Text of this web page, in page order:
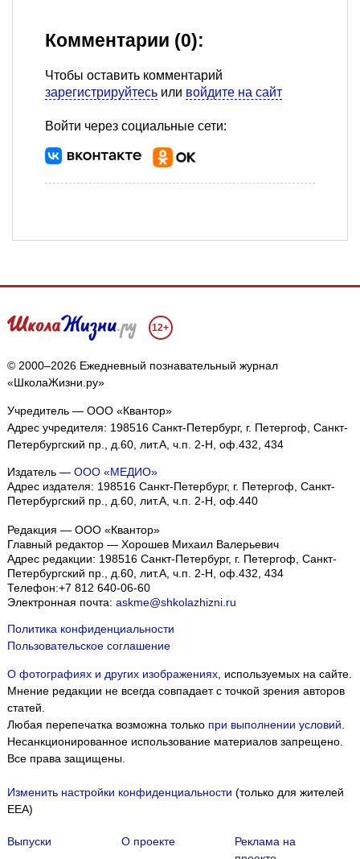
Комментарии (0):
Чтобы оставить комментарий
зарегистрируйтесь или войдите на сайт
Войти через социальные сети:
12+
© 2000–2026 Ежедневный познавательный журнал
«ШколаЖизни.ру»
Учредитель — ООО «Квантор»
Адрес учредителя: 198516 Санкт-Петербург, г. Петергоф, Санкт-
Петербургский пр., д.60, лит.А, ч.п. 2-Н, оф.432, 434
Издатель — ООО «МЕДИО»
Адрес издателя: 198516 Санкт-Петербург, г. Петергоф, Санкт-
Петербургский пр., д.60, лит.А, ч.п. 2-Н, оф.440
Редакция — ООО «Квантор»
Главный редактор — Хорошев Михаил Валерьевич
Адрес редакции: 198516 Санкт-Петербург, г. Петергоф Санкт-
Петербургский пр., д.60, лит.А, ч.п. 2-Н, оф.432, 434
Телефон:+7 812 640-06-60
Электронная почта: askme@shkolazhizni.ru
Политика конфиденциальности
Пользовательское соглашение
О фотографиях и других изображениях, используемых на сайте.
Мнение редакции не всегда совпадает с точкой зрения авторов
статей.
Любая перепечатка возможна только при выполнении условий
Несанкционированное использование материалов запрещено.
Все права защищены.
Изменить настройки конфиденциальности (только для жителей
EEA)
Выпуски О проекте
Реклама на